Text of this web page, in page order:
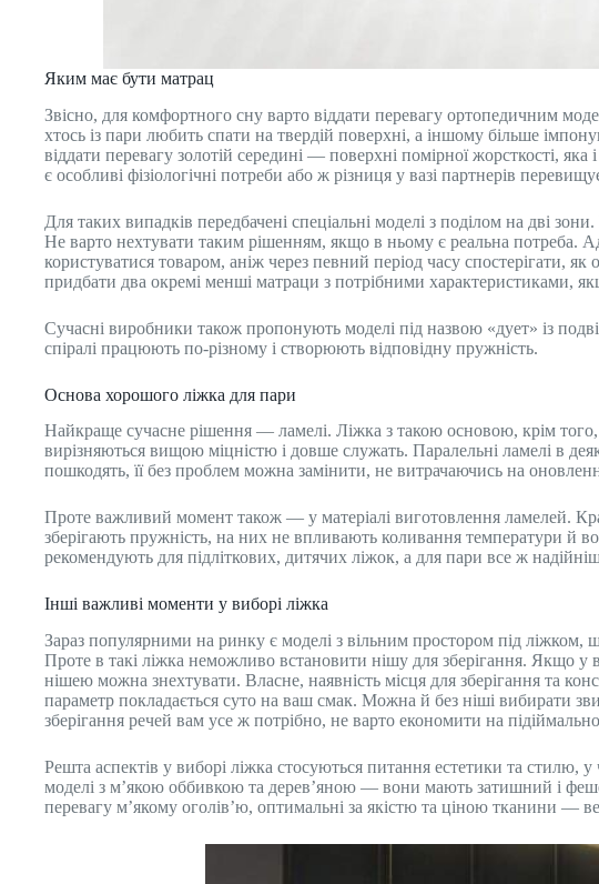
Яким має бути матрац
Звісно, для комфортного сну варто віддати перевагу ортопедичним
хтось із пари любить спати на твердій поверхні, а іншому більше
віддати перевагу золотій середині — поверхні помірної жорсткості,
є особливі фізіологічні потреби або ж різниця у вазі партнерів
Для таких випадків передбачені спеціальні моделі з поділом на дві
Не варто нехтувати таким рішенням, якщо в ньому є реальна потреба.
користуватися товаром, аніж через певний період часу спостерігати,
придбати два окремі менші матраци з потрібними характеристиками,
Сучасні виробники також пропонують моделі під назвою «дует» із
спіралі працюють по-різному і створюють відповідну пружність.
Основа хорошого ліжка для пари
Найкраще сучасне рішення — ламелі. Ліжка з такою основою, крім
вирізняються вищою міцністю і довше служать. Паралельні ламелі в
пошкодять, її без проблем можна замінити, не витрачаючись на
Проте важливий момент також — у матеріалі виготовлення ламелей.
зберігають пружність, на них не впливають коливання температури й
рекомендують для підліткових, дитячих ліжок, а для пари все ж
Інші важливі моменти у виборі ліжка
Зараз популярними на ринку є моделі з вільним простором під ліжком,
Проте в такі ліжка неможливо встановити нішу для зберігання. Якщо
нішею можна знехтувати. Власне, наявність місця для зберігання та
параметр покладається суто на ваш смак. Можна й без ніші вибирати
зберігання речей вам усе ж потрібно, не варто економити на
Решта аспектів у виборі ліжка стосуються питання естетики та
моделі з м’якою оббивкою та дерев’яною — вони мають затишний і
перевагу м’якому оголів’ю, оптимальні за якістю та ціною тканини —